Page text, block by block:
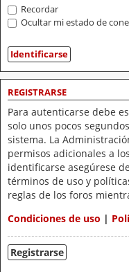
Recordar
Ocultar mi estado de
REGISTRARSE
Para autenticarse debe
solo unos pocos
sistema. La
permisos adicionales a
identificarse asegúrese
términos de uso y
reglas de los foros
Condiciones de uso |
Registrarse